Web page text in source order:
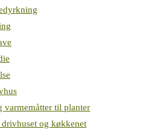
varmemåtter til planter
og køkkenet